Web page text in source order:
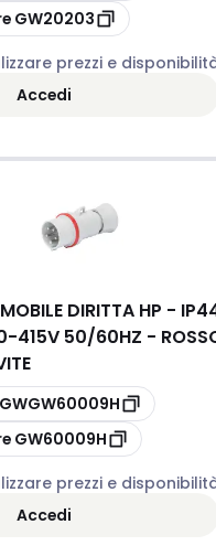
GW20203
prezzi e
Accedi
DIRITTA HP -
415V 50/60HZ -
GWGW60009H
GW60009H
prezzi e
Accedi